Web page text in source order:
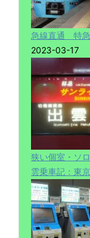
急線直通 特急
2023-03-17
狭い個室・ソ
雲乗車記：東